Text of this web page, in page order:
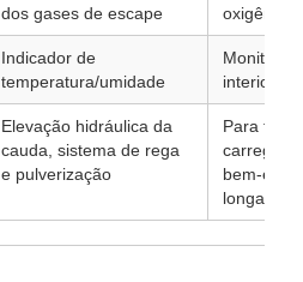
dos gases de escape
oxigênio
Indicador de
temperatura/umidade
interior
Elevação hidráulica da
cauda, sistema de rega
e pulverização
Para
bem-
longas